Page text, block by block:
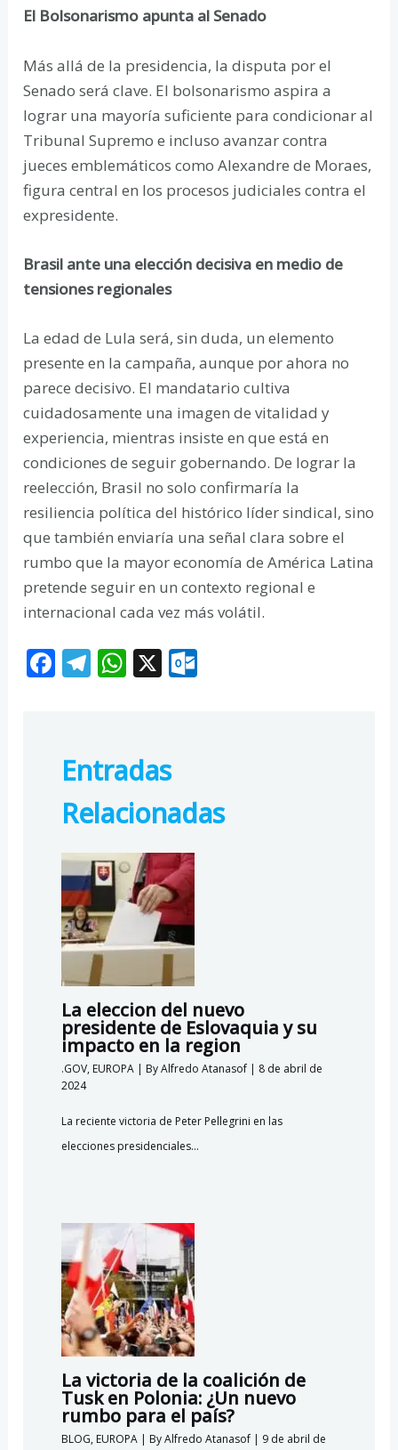
El Bolsonarismo apunta al Senado
Más allá de la presidencia, la disputa por el
Senado será clave. El bolsonarismo aspira a
lograr una mayoría suficiente para condicionar al
Tribunal Supremo e incluso avanzar contra
jueces emblemáticos como Alexandre de Moraes,
figura central en los procesos judiciales contra el
expresidente.
Brasil ante una elección decisiva en medio de
tensiones regionales
La edad de Lula será, sin duda, un elemento
presente en la campaña, aunque por ahora no
parece decisivo. El mandatario cultiva
cuidadosamente una imagen de vitalidad y
experiencia, mientras insiste en que está en
condiciones de seguir gobernando. De lograr la
reelección, Brasil no solo confirmaría la
resiliencia política del histórico líder sindical, sino
que también enviaría una señal clara sobre el
rumbo que la mayor economía de América Latina
pretende seguir en un contexto regional e
internacional cada vez más volátil.
F
o
o
k
T
a
m
W
s
A
p
p
X
c
o
Entradas
Relacionadas
La eleccion del nuevo
presidente de Eslovaquia y su
impacto en la region
.GOV, EUROPA| ByAlfredo Atanasof | 8 de abril de
2024
La reciente victoria de Peter Pellegrini en las
elecciones presidenciales…
La victoria de la coalición de
Tusk en Polonia: ¿Un nuevo
rumbo para el país?
BLOG, EUROPA| ByAlfredo Atanasof | 9 de abril de